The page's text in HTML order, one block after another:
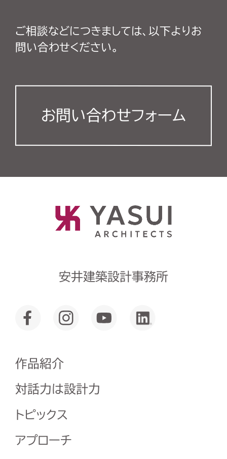
ご相談などにつきましては、以下よりお
問い合わせください。
お問い合わせフォーム
安井建築設計事務所
作品紹介
対話力は設計力
トピックス
アプローチ